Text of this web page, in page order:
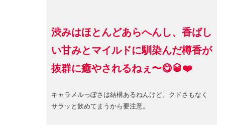
渋みはほとんどあらへんし、香ばし
い甘みとマイルドに馴染んだ樽香が
抜群に癒やされるねぇ〜😋🥃❤️
キャラメルっぽさは結構あるねんけど、クドさもなく
サラッと飲めてまうから要注意。